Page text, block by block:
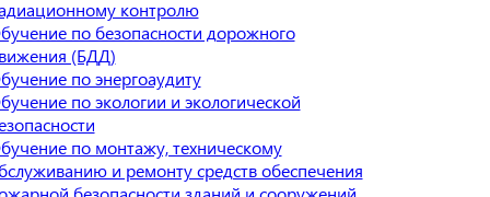
контролю
по безопасности дорожного
(БДД)
по энергоаудиту
по экологии и экологической
по монтажу, техническому
и ремонту средств обеспечения